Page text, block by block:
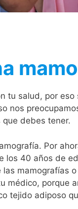
tu salud, por eso
nos
que debes tener.
Por
los 40 años de
mamografías
médico, porque
tejido adiposo